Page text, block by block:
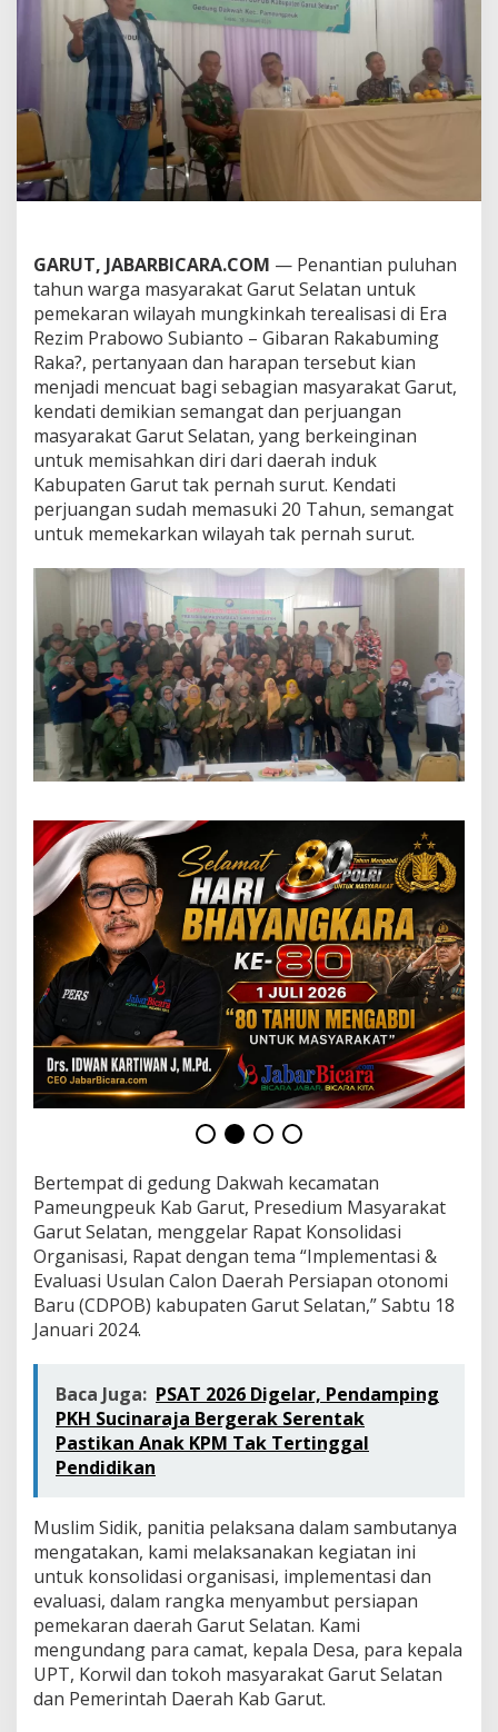
,
e
s
e
d
i
u
m
r
u
S
e
l
a
t
a
n
K
o
n
i
s
e
n
P
e
r
j
u
a
n
g
a
n
P
e
m
e
k
a
W
i
l
a
y
a
GARUT, JABARBICARA.COM — Penantian puluhan
tahun warga masyarakat Garut Selatan untuk
pemekaran wilayah mungkinkah terealisasi di Era
Rezim Prabowo Subianto – Gibaran Rakabuming
Raka?, pertanyaan dan harapan tersebut kian
menjadi mencuat bagi sebagian masyarakat Garut,
kendati demikian semangat dan perjuangan
masyarakat Garut Selatan, yang berkeinginan
untuk memisahkan diri dari daerah induk
Kabupaten Garut tak pernah surut. Kendati
perjuangan sudah memasuki 20 Tahun, semangat
untuk memekarkan wilayah tak pernah surut.
Bertempat di gedung Dakwah kecamatan
Pameungpeuk Kab Garut, Presedium Masyarakat
Garut Selatan, menggelar Rapat Konsolidasi
Organisasi, Rapat dengan tema “Implementasi &
Evaluasi Usulan Calon Daerah Persiapan otonomi
Baru (CDPOB) kabupaten Garut Selatan,” Sabtu 18
Januari 2024.
Baca Juga: PSAT 2026 Digelar, Pendamping
PKH Sucinaraja Bergerak Serentak
Pastikan Anak KPM Tak Tertinggal
Pendidikan
Muslim Sidik, panitia pelaksana dalam sambutanya
mengatakan, kami melaksanakan kegiatan ini
untuk konsolidasi organisasi, implementasi dan
evaluasi, dalam rangka menyambut persiapan
pemekaran daerah Garut Selatan. Kami
mengundang para camat, kepala Desa, para kepala
UPT, Korwil dan tokoh masyarakat Garut Selatan
dan Pemerintah Daerah Kab Garut.